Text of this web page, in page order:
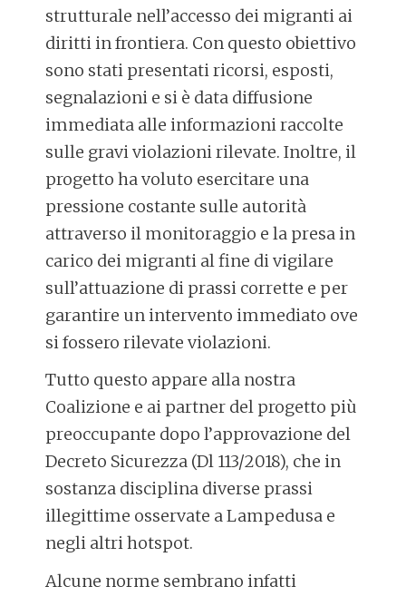
strutturale nell’accesso dei migranti ai
diritti in frontiera. Con questo obiettivo
sono stati presentati ricorsi, esposti,
segnalazioni e si è data diffusione
immediata alle informazioni raccolte
sulle gravi violazioni rilevate. Inoltre, il
progetto ha voluto esercitare una
pressione costante sulle autorità
attraverso il monitoraggio e la presa in
carico dei migranti al fine di vigilare
sull’attuazione di prassi corrette e per
garantire un intervento immediato ove
si fossero rilevate violazioni.
Tutto questo appare alla nostra
Coalizione e ai partner del progetto più
preoccupante dopo l’approvazione del
Decreto Sicurezza (Dl 113/2018), che in
sostanza disciplina diverse prassi
illegittime osservate a Lampedusa e
negli altri hotspot.
Alcune norme sembrano infatti